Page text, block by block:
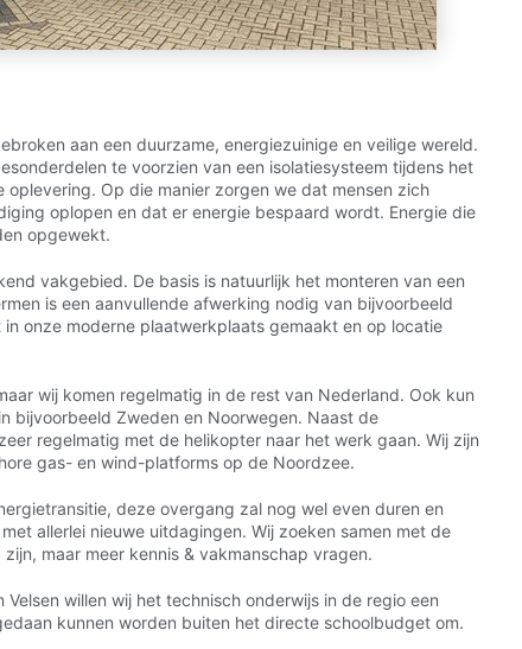
aan een duurzame, energiezuinige en veilige wereld.
te voorzien van een isolatiesysteem tijdens het
Op die manier zorgen we dat mensen zich
oplopen en dat er energie bespaard wordt. Energie die
opgewekt.
vakgebied. De basis is natuurlijk het monteren van een
is een aanvullende afwerking nodig van bijvoorbeeld
onze moderne plaatwerkplaats gemaakt en op locatie
wij komen regelmatig in de rest van Nederland. Ook kun
bijvoorbeeld Zweden en Noorwegen. Naast de
regelmatig met de helikopter naar het werk gaan. Wij zijn
gas- en wind-platforms op de Noordzee.
deze overgang zal nog wel even duren en
allerlei nieuwe uitdagingen. Wij zoeken samen met de
maar meer kennis & vakmanschap vragen.
willen wij het technisch onderwijs in de regio een
kunnen worden buiten het directe schoolbudget om.